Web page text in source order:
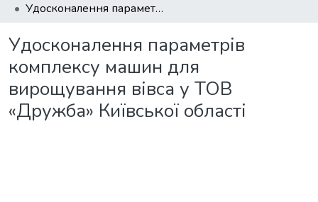
Удосконалення параметрів комплексу машин для вирощування вівса у ТОВ «Дружба» Київської області
Удосконалення параметрів
комплексу машин для
вирощування вівса у ТОВ
«Дружба» Київської області